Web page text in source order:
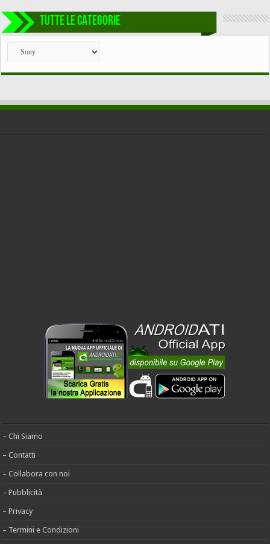
TUTTE LE CATEGORIE
TUTTE
CATEGORIE
– Chi Siamo
– Contatti
– Collabora con noi
– Pubblicità
– Privacy
– Termini e Condizioni